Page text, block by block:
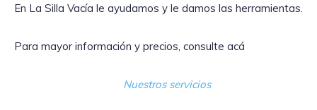
En La Silla Vacía le ayudamos y le damos las herramientas.
Para mayor información y precios, consulte acá
Nuestros servicios